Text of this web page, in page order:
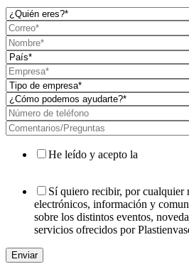
He leído y acepto la
Sí quiero recibir, por cualquier
electrónicos, información y
sobre los distintos eventos,
servicios ofrecidos por